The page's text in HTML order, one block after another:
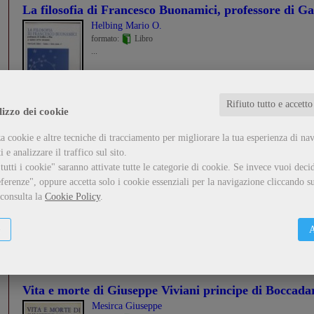
dei cookie
Rifiuto tutto e
cookie e altre tecniche di tracciamento per migliorare la tua esperienza di
e analizzare il traffico sul sito.
i cookie" saranno attivate tutte le categorie di cookie. Se invece vuoi
oppure accetta solo i cookie essenziali per la navigazione cliccando
la Cookie Policy.
La filosofia di Francesco Buonamici, professore di
Helbing Mario O.
formato:
Libro
...
Lamenti storici pisani
Varanini Giorgio
formato:
Libro
Vita e morte di Giuseppe Viviani principe di
Mesirca Giuseppe